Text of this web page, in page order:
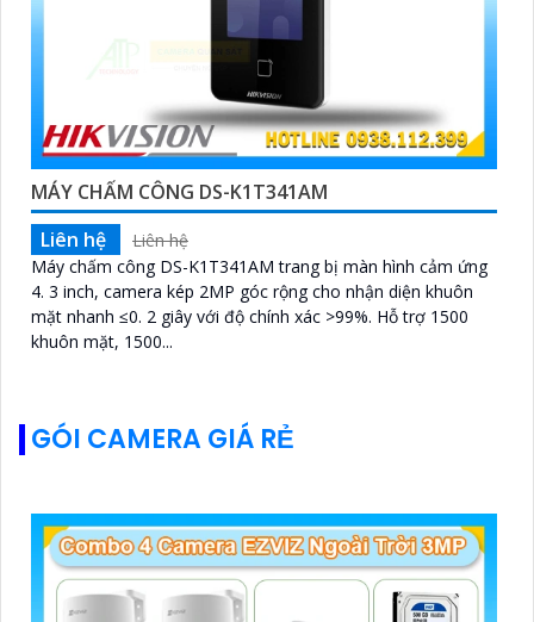
MÁY CHẤM CÔNG DS-K1T341AM
Liên hệ
Liên hệ
Máy chấm công DS-K1T341AM trang bị màn hình cảm ứng
4. 3 inch, camera kép 2MP góc rộng cho nhận diện khuôn
mặt nhanh ≤0. 2 giây với độ chính xác >99%. Hỗ trợ 1500
khuôn mặt, 1500...
GÓI CAMERA GIÁ RẺ